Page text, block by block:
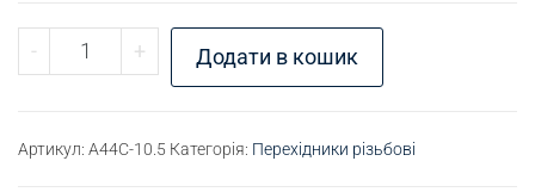
- Перехідник різьбовий 3/8"-20 (BSF) (зовнішня)
+ Додати в кошик
Артикул: A44C-10.5 Категорія: Перехідники різьбові